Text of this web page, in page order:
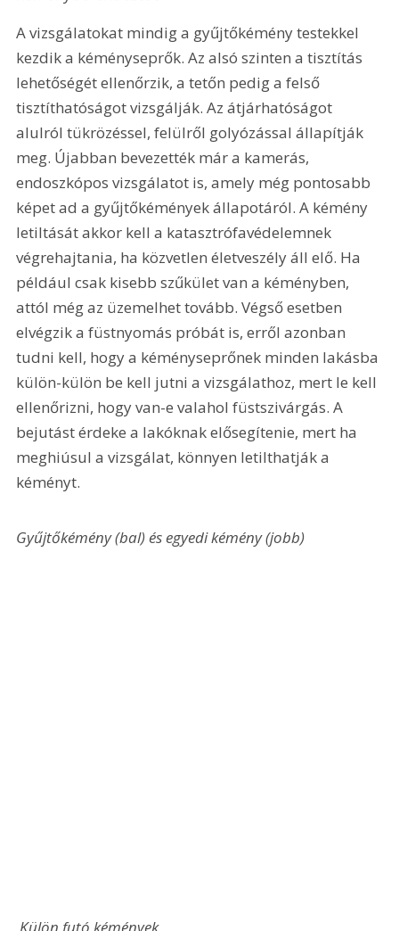
A vizsgálatokat mindig a gyűjtőkémény testekkel
kezdik a kéményseprők. Az alsó szinten a tisztítás
lehetőségét ellenőrzik, a tetőn pedig a felső
tisztíthatóságot vizsgálják. Az átjárhatóságot
alulról tükrözéssel, felülről golyózással állapítják
meg. Újabban bevezették már a kamerás,
endoszkópos vizsgálatot is, amely még pontosabb
képet ad a gyűjtőkémények állapotáról. A kémény
letiltását akkor kell a katasztrófavédelemnek
végrehajtania, ha közvetlen életveszély áll elő. Ha
például csak kisebb szűkület van a kéményben,
attól még az üzemelhet tovább. Végső esetben
elvégzik a füstnyomás próbát is, erről azonban
tudni kell, hogy a kéményseprőnek minden lakásba
külön-külön be kell jutni a vizsgálathoz, mert le kell
ellenőrizni, hogy van-e valahol füstszivárgás. A
bejutást érdeke a lakóknak elősegítenie, mert ha
meghiúsul a vizsgálat, könnyen letilthatják a
kéményt.
Gyűjtőkémény (bal) és egyedi kémény (jobb)
Külön futó kémények